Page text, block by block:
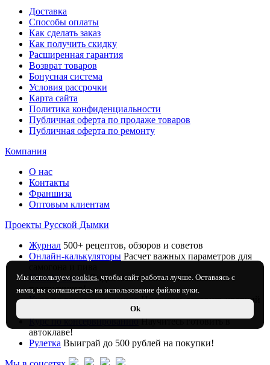
Мы используем cookies, чтобы сайт работал лучше. Оставаясь с
нами, вы соглашаетесь на использование файлов куки.
Ok
Доставка
Способы оплаты
Как сделать заказ
Как получить скидку
Расширенная гарантия
Возврат товаров
Бонусная система
Условия рассрочки
Карта сайта
Политика конфиденциальности
Публичная оферта по продаже товаров
Публичная оферта по ремонту
Компания
О нас
Контакты
Франшиза
Оптовым клиентам
Проекты Русской Дымки
Журнал 500+ рецептов, обзоров и советов
Онлайн-калькуляторы Расчет важных параметров для
Youtube-канал Видео мастер классы. 99 000
подписчиков!
Курс по самогоноварению Научитесь готовить крепкий
Курс по консервированию Научитесь готовить в
автоклаве!
Рулетка Выиграй до 500 рублей на покупки!